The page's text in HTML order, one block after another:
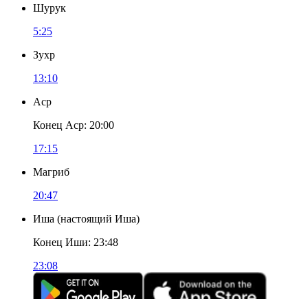
Шурук
5:25
Зухр
13:10
Аср
Конец Аср: 20:00
17:15
Магриб
20:47
Иша (настоящий Иша)
Конец Иши: 23:48
23:08